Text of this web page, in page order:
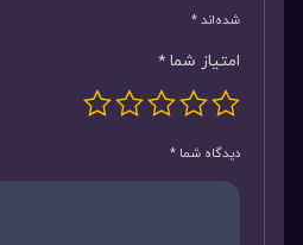
شده‌اند*
امتیاز شما *
دیدگاه شما *